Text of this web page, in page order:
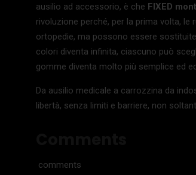
ausilio ad accessorio, è che FIXED
rivoluzione perché, per la prima volta,
ortopedie, ma possono essere
colori diventa infinita, ciascuno può
gomme diventa molto più semplice ed
Da ausilio medicale a carrozzina da
libertà, senza limiti e barriere, non
comments